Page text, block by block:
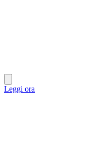
Leggi ora